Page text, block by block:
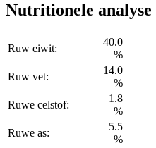
Nutritionele analyse
Ruw eiwit:
40.0
%
Ruw vet:
14.0
%
Ruwe celstof:
1.8
%
Ruwe as:
5.5
%